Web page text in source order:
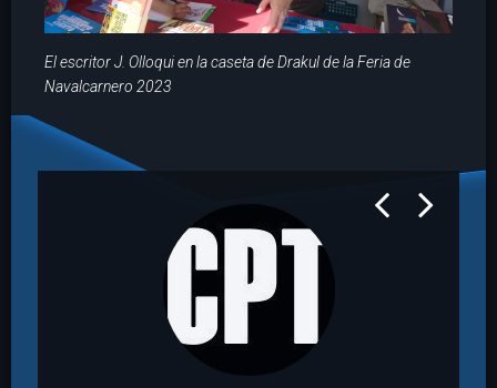
El escritor J. Olloqui en la caseta de Drakul de la Feria de
Navalcarnero 2023